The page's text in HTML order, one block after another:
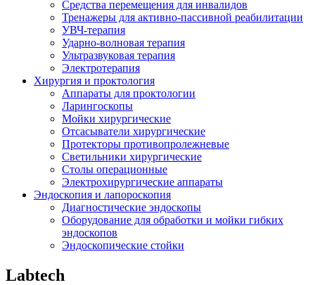
Средства перемещения для инвалидов
Тренажеры для активно-пассивной реабилитации
УВЧ-терапия
Ударно-волновая терапия
Ультразвуковая терапия
Электротерапия
Хирургия и проктология
Аппараты для проктологии
Ларингоскопы
Мойки хирургические
Отсасыватели хирургические
Протекторы противопролежневые
Светильники хирургические
Столы операционные
Электрохирургические аппараты
Эндоскопия и лапороскопия
Диагностические эндоскопы
Оборудование для обработки и мойки гибких
эндоскопов
Эндоскопические стойки
Labtech